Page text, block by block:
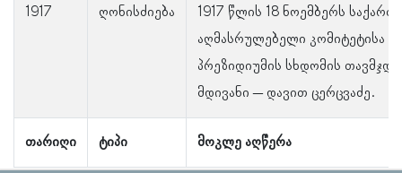
თარიღი ტიპი მოკლე აღწერა
1917 ღონისძიება
1917 წლის 18 ნოემბერს
აღმასრულებელი კომიტეტისა
პრეზიდიუმის სხდომის
მდივანი – დავით ცერცვაძე.